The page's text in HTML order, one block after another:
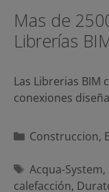
Mas de
Librerías
Las Librerias
conexiones
Categorías
Construccion,
Etiquetas
Acqua-System,
calefacción,